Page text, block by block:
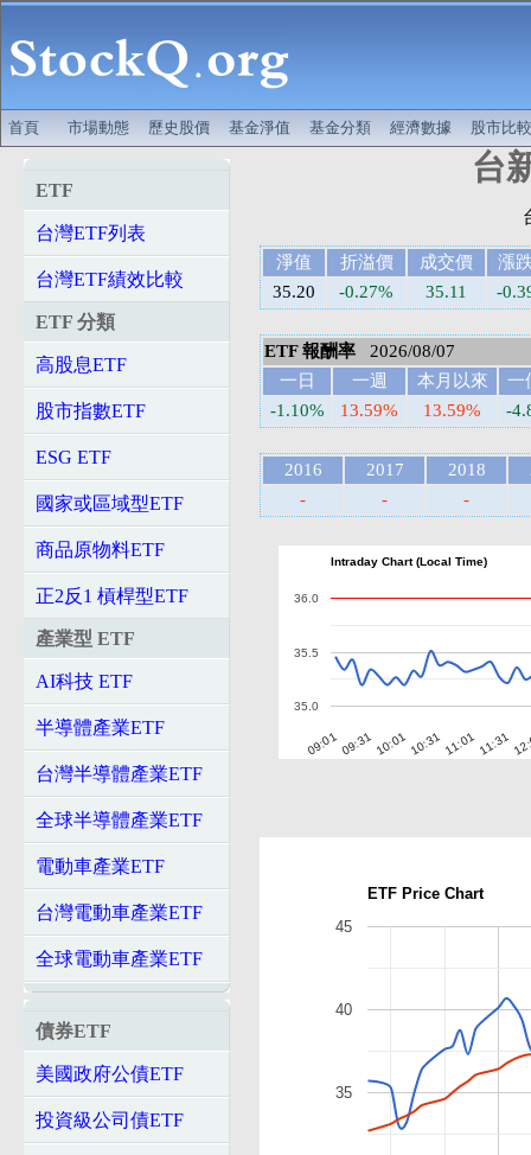
首頁 市場動態 歷史股價 基金淨值 基金分類 經濟數據 股市比較
ETF
台灣ETF列表
台灣ETF績效比較
ETF 分類
高股息ETF
股市指數ETF
ESG ETF
國家或區域型ETF
商品原物料ETF
正2反1 槓桿型ETF
產業型 ETF
AI科技 ETF
半導體產業ETF
台灣半導體產業ETF
全球半導體產業ETF
電動車產業ETF
台灣電動車產業ETF
全球電動車產業ETF
債券ETF
美國政府公債ETF
投資級公司債ETF
台
淨值 折溢價 成交價
漲
35.20
-0.27% 35.11 -
ETF 報酬率 2026/08/07
一日
一週 本月以來
一
-1.10%
13.59% 13.59% -
2016 2017 2018
-
- -
Intraday Chart (Local Time)
09:0109:3110:0110:3111:0111:31
35.0
35.5
36.0
ETF Price Chart
35
40
45